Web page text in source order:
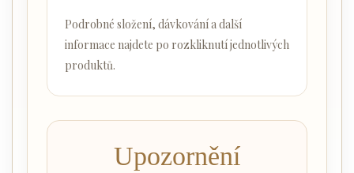
Podrobné složení, dávkování a další
informace najdete po rozkliknutí jednotlivých
produktů.
Upozornění